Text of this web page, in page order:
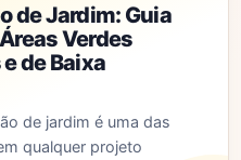
de Jardim: Guia
Verdes
de Baixa
de jardim é uma das
qualquer projeto